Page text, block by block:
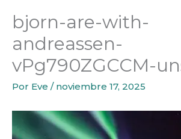
bjorn-are-with-
andreassen-
vPg790ZGCCM-
Por Eve / noviembre 17, 2025